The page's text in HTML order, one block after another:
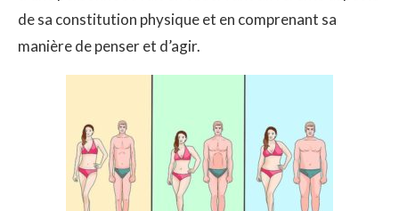
de sa constitution physique et en comprenant sa
manière de penser et d’agir.